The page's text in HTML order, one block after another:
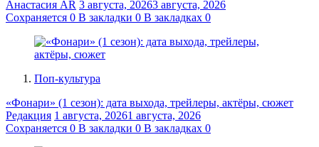
Анастасия AR 3 августа, 20263 августа, 2026
Сохраняется 0 В закладки 0 В закладках 0
Поп-культура
«Фонари» (1 сезон): дата выхода, трейлеры, актёры, сюжет
Редакция 1 августа, 20261 августа, 2026
Сохраняется 0 В закладки 0 В закладках 0